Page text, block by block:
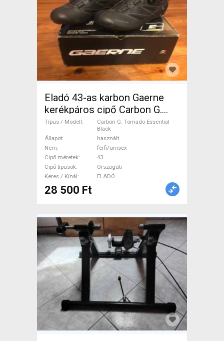
Eladó 43-as karbon Gaerne
kerékpáros cipő Carbon G.
Tornado Essential Black Cipő
/ Zokni / Kamásli 43
Országúti használt
férfi/unisex ELADÓ
Típus / Modell
Carbon G. Tornado Essential
Black
Állapot
használt
Nem
férfi/unisex
Cipő méretek
43
Cipő típusok
Országúti
Keres / Kínál
ELADÓ
28 500 Ft